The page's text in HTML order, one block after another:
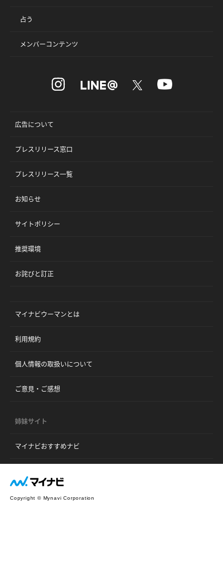
占う
メンバーコンテンツ
広告について
プレスリリース窓口
プレスリリース一覧
お知らせ
サイトポリシー
推奨環境
お詫びと訂正
マイナビウーマンとは
利用規約
個人情報の取扱いについて
ご意見・ご感想
姉妹サイト
マイナビおすすめナビ
Copyright © Mynavi Corporation